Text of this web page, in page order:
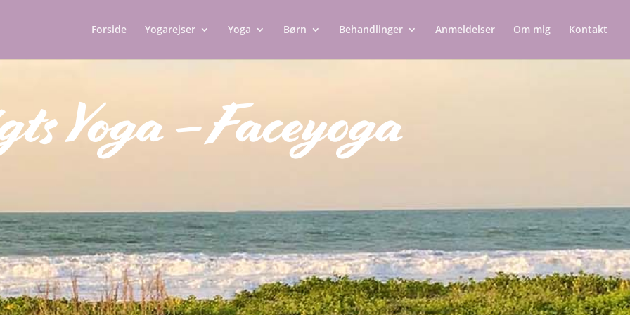
Forside Yogarejser Yoga Børn Behandlinger Anmeldelser Om mig Kontakt
Yoga – Faceyoga